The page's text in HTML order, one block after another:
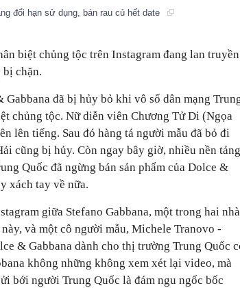
đổi hạn sử dụng, bán rau củ hết date
biệt chủng tộc trên Instagram đang lan truyền
bị chặn.
đã bị hủy bỏ khi vô số dân mạng
chủng tộc. Nữ diễn viên Chương Tử Di (Ngọa
lên tiếng. Sau đó hàng tá người mẫu đã bỏ đi
cũng bị hủy. Còn ngay bây giờ, nhiều nền tảng
Quốc đã ngừng bán sản phẩm của Dolce &
xách tay về nữa.
giữa Stefano Gabbana, một trong hai nhà
và một cô người mẫu, Michele Tranovo -
& Gabbana dành cho thị trường Trung Quốc
không những không xem xét lại video, mà
bới người Trung Quốc là đám ngu ngốc bốc